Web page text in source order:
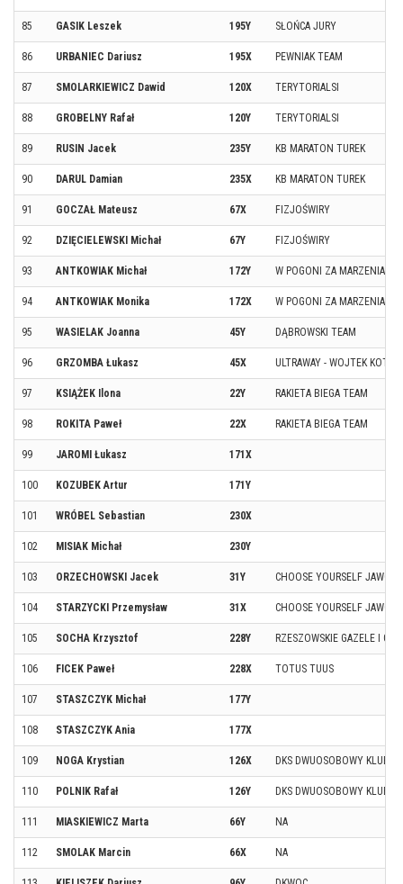
85 GASIK Leszek 195Y SŁOŃCA JURY
86 URBANIEC Dariusz 195X PEWNIAK TEAM
87 SMOLARKIEWICZ Dawid 120X TERYTORIALSI
88 GROBELNY Rafał 120Y TERYTORIALSI
89 RUSIN Jacek 235Y KB MARATON TUREK
90 DARUL Damian 235X KB MARATON TUREK
91 GOCZAŁ Mateusz 67X FIZJOŚWIRY
92 DZIĘCIELEWSKI Michał 67Y FIZJOŚWIRY
93 ANTKOWIAK Michał 172Y W POGONI ZA MARZENIAMI
94 ANTKOWIAK Monika 172X W POGONI ZA MARZENIAMI
95 WASIELAK Joanna 45Y DĄBROWSKI TEAM
96 GRZOMBA Łukasz 45X ULTRAWAY - WOJTEK
97 KSIĄŻEK Ilona 22Y RAKIETA BIEGA TEAM
98 ROKITA Paweł 22X RAKIETA BIEGA TEAM
99 JAROMI Łukasz 171X
100 KOZUBEK Artur 171Y
101 WRÓBEL Sebastian 230X
102 MISIAK Michał 230Y
103 ORZECHOWSKI Jacek 31Y CHOOSE YOURSELF
104 STARZYCKI Przemysław 31X CHOOSE YOURSELF
105 SOCHA Krzysztof 228Y RZESZOWSKIE GAZELE I
106 FICEK Paweł 228X TOTUS TUUS
107 STASZCZYK Michał 177Y
108 STASZCZYK Ania 177X
109 NOGA Krystian 126X DKS DWUOSOBOWY KLUB
110 POLNIK Rafał 126Y DKS DWUOSOBOWY KLUB
111 MIASKIEWICZ Marta 66Y NA
112 SMOLAK Marcin 66X NA